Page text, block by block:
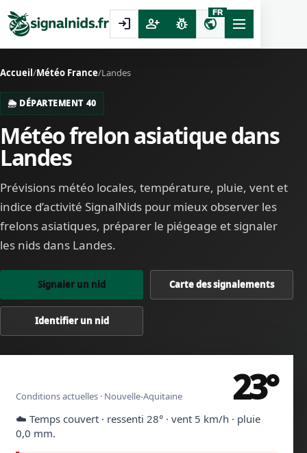
login person_add pest_control public
FR
Accueil/Météo France/Landes
🌦️ DÉPARTEMENT 40
Météo frelon asiatique dans
Landes
Prévisions météo locales, température, pluie, vent et
indice d’activité SignalNids pour mieux observer les
frelons asiatiques, préparer le piégeage et signaler
les nids dans Landes.
Signaler un nid Carte des signalements
Identifier un nid
Conditions actuelles · Nouvelle-Aquitaine 23°
☁️ Temps couvert · ressenti 28° · vent 5 km/h · pluie
0,0 mm.